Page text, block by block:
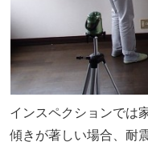
インスペクションでは
傾きが著しい場合、耐